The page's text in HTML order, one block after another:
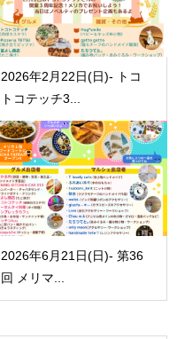
2026年2月22日(日)- トコ
トコテッチ3...
2026年6月21日(日)- 第36
回 メリマ...